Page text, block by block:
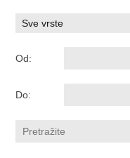
Od:
Do: